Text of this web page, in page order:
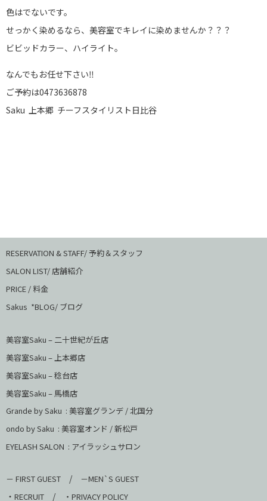
色はでないです。
せっかく染めるなら、美容室でキレイに染めませんか？？？
ビビッドカラー、ハイライト。
なんでもお任せ下さい‼︎
ご予約は0473636878
Saku 上本郷 チーフスタイリスト日比谷
RESERVATION & STAFF/ 予約＆スタッフ
SALON LIST/ 店舗紹介
PRICE / 料金
Sakus *BLOG/ ブログ
美容室Saku – 二十世紀が丘店
美容室Saku – 上本郷店
美容室Saku –稔台店
美容室Saku – 馬橋店
Grande by Saku : 美容室グランデ / 北国分
ondo by Saku : 美容室オンド / 新松戸
EYELASH SALON : アイラッシュサロン
－ FIRST GUEST / －MEN`S GUEST
・ RECRUIT / ・PRIVACY POLICY